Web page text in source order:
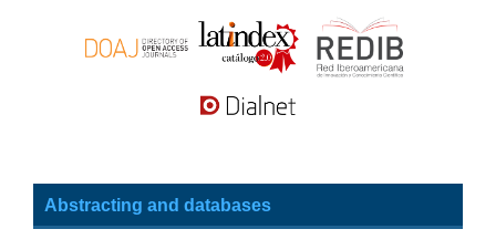
Abstracting and databases